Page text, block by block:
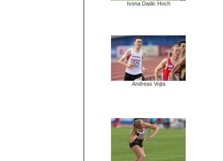
Ivona Dadic Hoch
Andreas Vojta